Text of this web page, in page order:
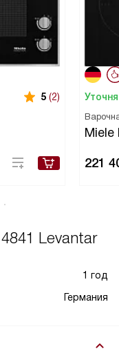
5 (2)
Miele
221
Levantar
1 год
Германия